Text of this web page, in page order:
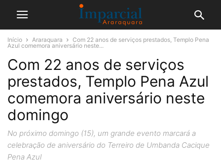
Início Araraquara
Com 22 anos de serviços prestados, Templo Pena
Azul comemora aniversário neste...
Com 22 anos de serviços
prestados, Templo Pena Azul
comemora aniversário neste
domingo
No próximo domingo (15), um grande evento marcará a
celebração de aniversário do Terreiro de Umbanda Cacique
Pena Azul